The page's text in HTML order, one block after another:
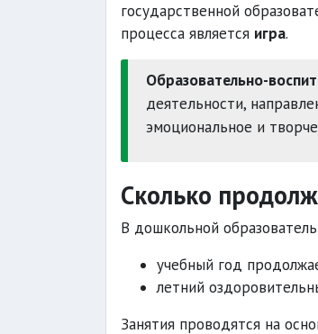
государственной
процесса является игра.
Образовательно-
деятельности,
эмоциональное и
Сколько
В дошкольной
учебный год
летний
Занятия проводятся на